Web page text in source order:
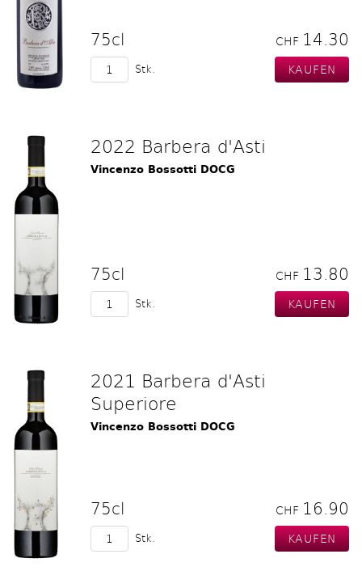
75cl CHF 14.30
Stk.
2022 Barbera d'Asti
Vincenzo Bossotti DOCG
75cl CHF 13.80
Stk.
2021 Barbera d'Asti
Superiore
Vincenzo Bossotti DOCG
75cl CHF 16.90
Stk.